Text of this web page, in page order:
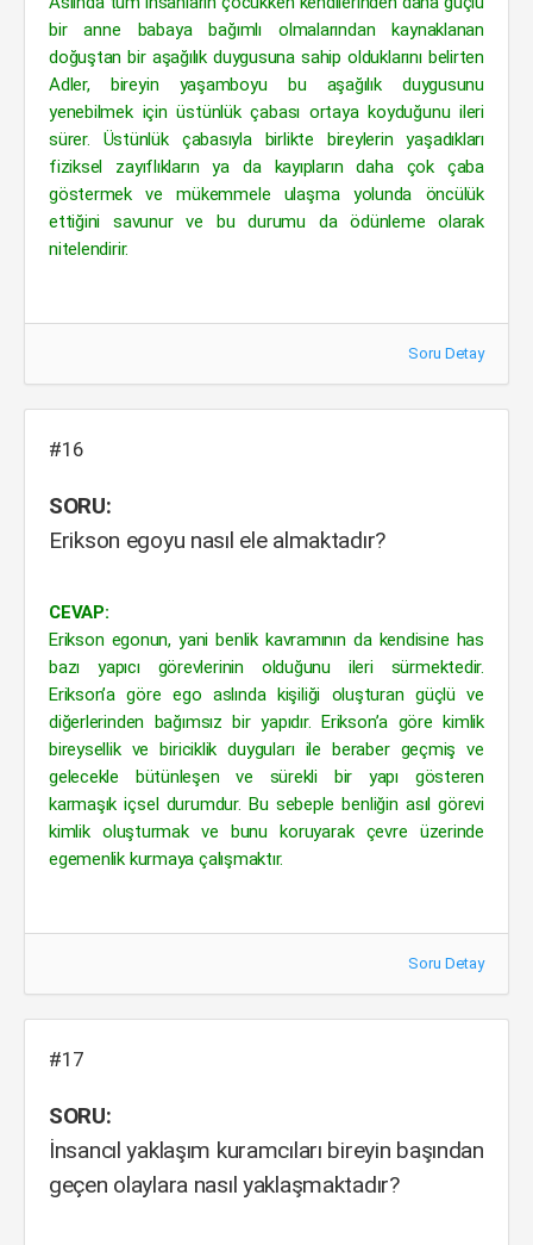
bir anne babaya bağımlı olmalarından kaynaklanan
doğuştan bir aşağılık duygusuna sahip olduklarını belirten
Adler, bireyin yaşamboyu bu aşağılık duygusunu
yenebilmek için üstünlük çabası ortaya koyduğunu ileri
sürer. Üstünlük çabasıyla birlikte bireylerin yaşadıkları
fiziksel zayıflıkların ya da kayıpların daha çok çaba
göstermek ve mükemmele ulaşma yolunda öncülük
ettiğini savunur ve bu durumu da ödünleme olarak
nitelendirir.
Soru Detay
#16
SORU:
Erikson egoyu nasıl ele almaktadır?
CEVAP:
Erikson egonun, yani benlik kavramının da kendisine has
bazı yapıcı görevlerinin olduğunu ileri sürmektedir.
Erikson’a göre ego aslında kişiliği oluşturan güçlü ve
diğerlerinden bağımsız bir yapıdır. Erikson’a göre kimlik
bireysellik ve biriciklik duyguları ile beraber geçmiş ve
gelecekle bütünleşen ve sürekli bir yapı gösteren
karmaşık içsel durumdur. Bu sebeple benliğin asıl görevi
kimlik oluşturmak ve bunu koruyarak çevre üzerinde
egemenlik kurmaya çalışmaktır.
Soru Detay
#17
SORU:
İnsancıl yaklaşım kuramcıları bireyin başından
geçen olaylara nasıl yaklaşmaktadır?